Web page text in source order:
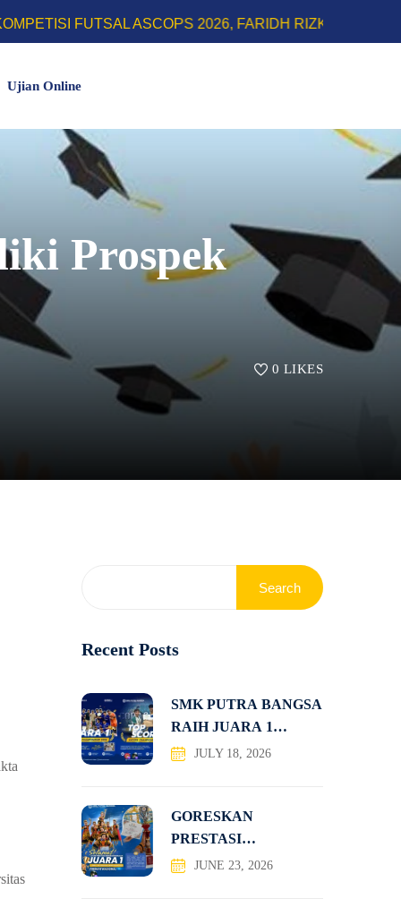
ASCOPS 2026, FARIDH RIZKY HERLINO SABET
Ujian Online
Prospek
0 LIKES
Search
Recent Posts
SMK PUTRA BANGSA
RAIH JUARA 1
KOMPETISI
JULY 18, 2026
GORESKAN
PRESTASI
NASIONAL, TIM
JUNE 23, 2026